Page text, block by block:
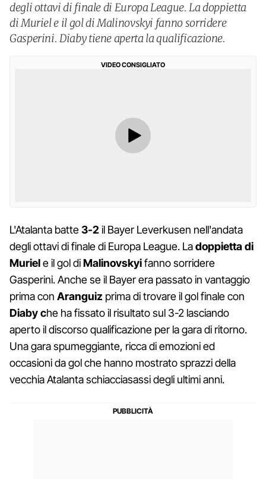
degli ottavi di finale di Europa League. La doppietta
di Muriel e il gol di Malinovskyi fanno sorridere
Gasperini. Diaby tiene aperta la qualificazione.
VIDEO CONSIGLIATO
L'Atalanta batte3-2il Bayer Leverkusen nell'andata
degli ottavi di finale di Europa League. Ladoppietta di
Muriele il gol diMalinovskyifanno sorridere
Gasperini. Anche se il Bayer era passato in vantaggio
prima con Aranguiz prima di trovare il gol finale con
Diaby che ha fissato il risultato sul 3-2 lasciando
aperto il discorso qualificazione per la gara di ritorno.
Una gara spumeggiante, ricca di emozioni ed
occasioni da gol che hanno mostrato sprazzi della
vecchia Atalanta schiacciasassi degli ultimi anni.